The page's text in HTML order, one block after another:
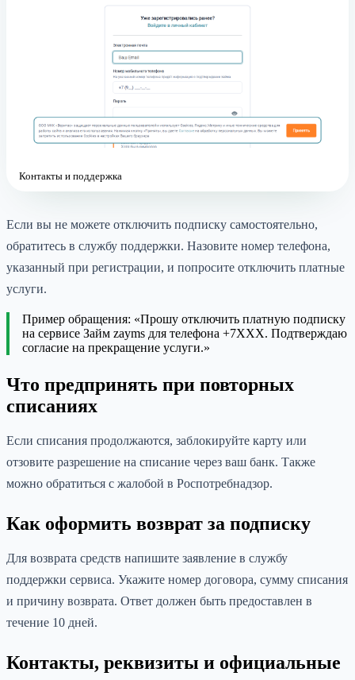
Контакты и поддержка
Если вы не можете отключить подписку самостоятельно,
обратитесь в службу поддержки. Назовите номер телефона,
указанный при регистрации, и попросите отключить платные
услуги.
Пример обращения: «Прошу отключить платную подписку
на сервисе Займ zayms для телефона +7XXX. Подтверждаю
согласие на прекращение услуги.»
Что предпринять при повторных
списаниях
Если списания продолжаются, заблокируйте карту или
отзовите разрешение на списание через ваш банк. Также
можно обратиться с жалобой в Роспотребнадзор.
Как оформить возврат за подписку
Для возврата средств напишите заявление в службу
поддержки сервиса. Укажите номер договора, сумму списания
и причину возврата. Ответ должен быть предоставлен в
течение 10 дней.
Контакты, реквизиты и официальные